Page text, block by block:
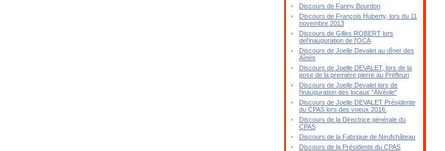
Discours de Fanny Bourdon
Discours de François Huberty, lors du 11
novembre 2013
Discours de Gilles ROBERT lors
del'inauguration de l'OCA
Discours de Joelle Devalet au dîner des
Aînés
Discours de Joelle DEVALET, lors de la
pose de la première pierre au Préfleuri
Discours de Joelle Devalet lors de
l'inauguration des locaux "Alvéole"
Discours de Joelle DEVALET Présidente
du CPAS lors des voeux 2016.
Discours de la Directrice générale du
CPAS
Discours de la Fabrique de Neufchâteau
Discours de la Présidente du CPAS